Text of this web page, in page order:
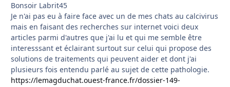
Bonsoir Labrit45
Je n'ai pas eu à faire face avec un de mes chats au calcivirus
mais en faisant des recherches sur internet voici deux
articles parmi d'autres que j'ai lu et qui me semble être
interesssant et éclairant surtout sur celui qui propose des
solutions de traitements qui peuvent aider et dont j'ai
plusieurs fois entendu parlé au sujet de cette pathologie.
https://lemagduchat.ouest-france.fr/dossier-149-